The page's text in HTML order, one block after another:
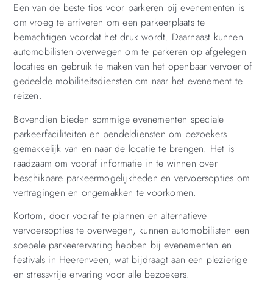
Een van de beste tips voor parkeren bij evenementen is
om vroeg te arriveren om een parkeerplaats te
bemachtigen voordat het druk wordt. Daarnaast kunnen
automobilisten overwegen om te parkeren op afgelegen
locaties en gebruik te maken van het openbaar vervoer of
gedeelde mobiliteitsdiensten om naar het evenement te
reizen.
Bovendien bieden sommige evenementen speciale
parkeerfaciliteiten en pendeldiensten om bezoekers
gemakkelijk van en naar de locatie te brengen. Het is
raadzaam om vooraf informatie in te winnen over
beschikbare parkeermogelijkheden en vervoersopties om
vertragingen en ongemakken te voorkomen.
Kortom, door vooraf te plannen en alternatieve
vervoersopties te overwegen, kunnen automobilisten een
soepele parkeerervaring hebben bij evenementen en
festivals in Heerenveen, wat bijdraagt aan een plezierige
en stressvrije ervaring voor alle bezoekers.